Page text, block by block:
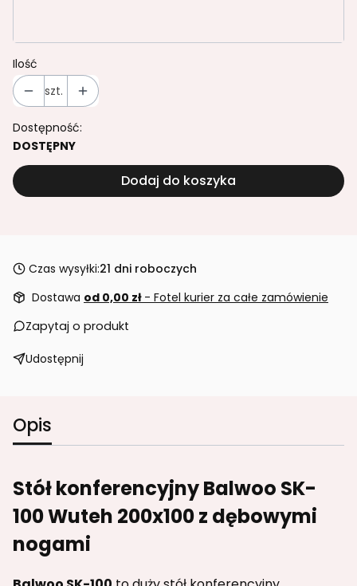
Ilość
szt.
Dostępność:
DOSTĘPNY
Dodaj do koszyka
Czas wysyłki:21 dni roboczych
Dostawa od 0,00 zł - Fotel kurier za całe zamówienie
Zapytaj o produkt
Udostępnij
Opis
Stół konferencyjny Balwoo SK-
100 Wuteh 200x100 z dębowymi
nogami